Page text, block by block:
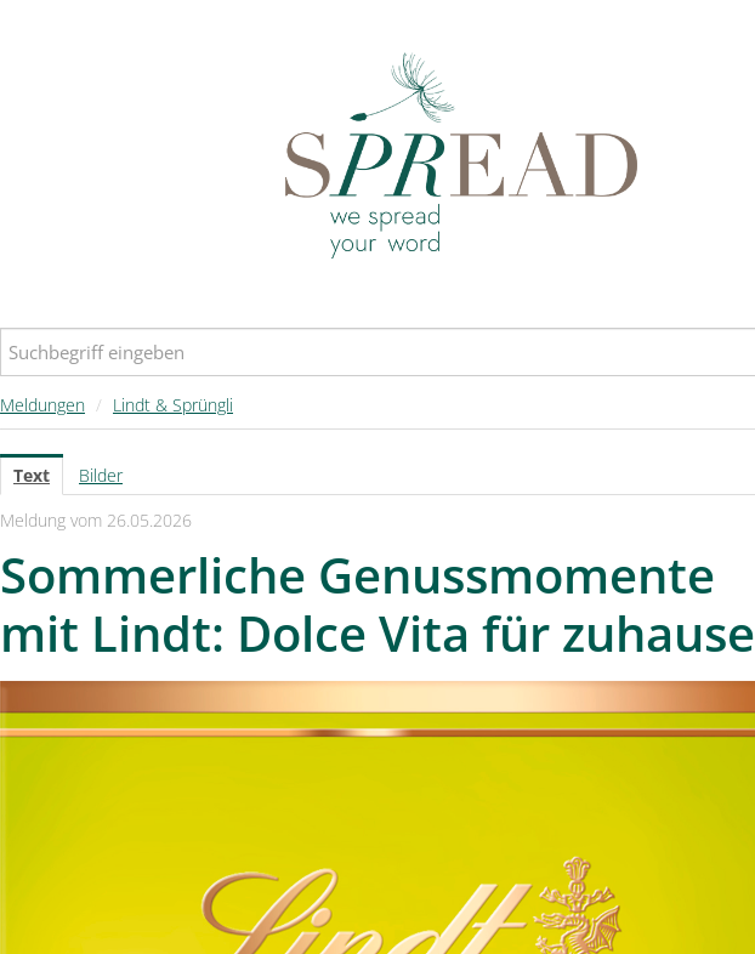
Meldungen / Lindt & Sprüngli
Text
Bilder
Meldung vom 26.05.2026
Sommerliche Genussmomente
mit Lindt: Dolce Vita für zuhause